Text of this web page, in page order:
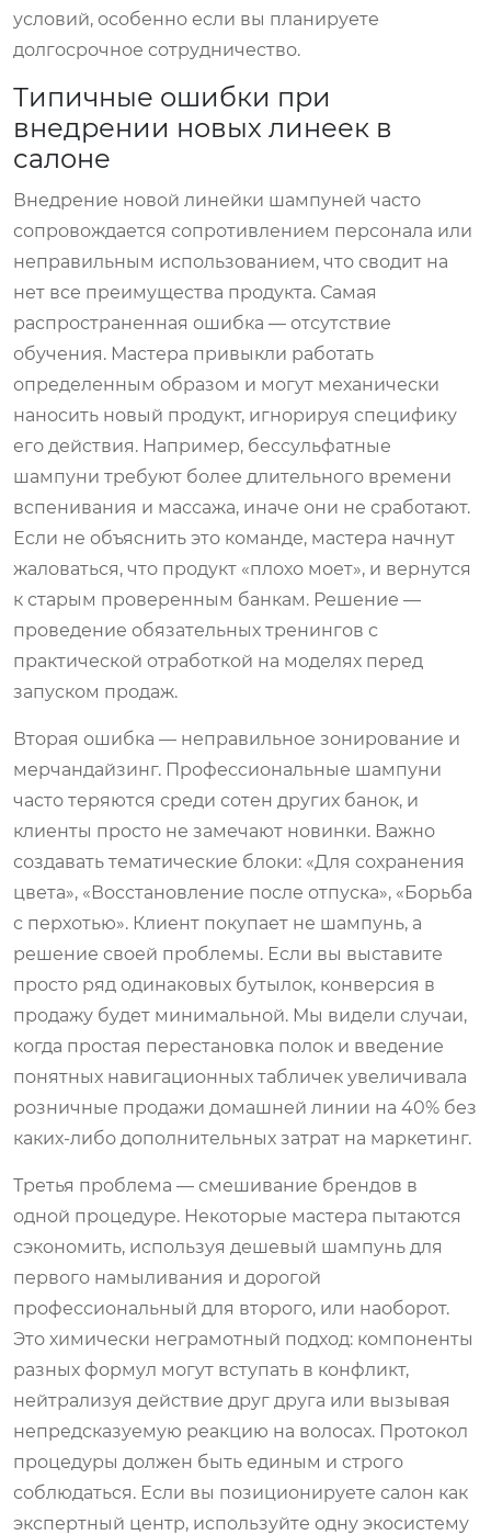
условий, особенно если вы планируете
долгосрочное сотрудничество.
Типичные ошибки при
внедрении новых линеек в
салоне
Внедрение новой линейки шампуней часто
сопровождается сопротивлением персонала или
неправильным использованием, что сводит на
нет все преимущества продукта. Самая
распространенная ошибка — отсутствие
обучения. Мастера привыкли работать
определенным образом и могут механически
наносить новый продукт, игнорируя специфику
его действия. Например, бессульфатные
шампуни требуют более длительного времени
вспенивания и массажа, иначе они не сработают.
Если не объяснить это команде, мастера начнут
жаловаться, что продукт «плохо моет», и вернутся
к старым проверенным банкам. Решение —
проведение обязательных тренингов с
практической отработкой на моделях перед
запуском продаж.
Вторая ошибка — неправильное зонирование и
мерчандайзинг. Профессиональные шампуни
часто теряются среди сотен других банок, и
клиенты просто не замечают новинки. Важно
создавать тематические блоки: «Для сохранения
цвета», «Восстановление после отпуска», «Борьба
с перхотью». Клиент покупает не шампунь, а
решение своей проблемы. Если вы выставите
просто ряд одинаковых бутылок, конверсия в
продажу будет минимальной. Мы видели случаи,
когда простая перестановка полок и введение
понятных навигационных табличек увеличивала
розничные продажи домашней линии на 40% без
каких-либо дополнительных затрат на маркетинг.
Третья проблема — смешивание брендов в
одной процедуре. Некоторые мастера пытаются
сэкономить, используя дешевый шампунь для
первого намыливания и дорогой
профессиональный для второго, или наоборот.
Это химически неграмотный подход: компоненты
разных формул могут вступать в конфликт,
нейтрализуя действие друг друга или вызывая
непредсказуемую реакцию на волосах. Протокол
процедуры должен быть единым и строго
соблюдаться. Если вы позиционируете салон как
экспертный центр, используйте одну экосистему